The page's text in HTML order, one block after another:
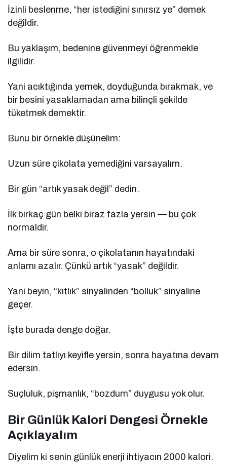
İzinli beslenme, “her istediğini sınırsız ye” demek
değildir.
Bu yaklaşım, bedenine güvenmeyi öğrenmekle
ilgilidir.
Yani acıktığında yemek, doyduğunda bırakmak, ve
bir besini yasaklamadan ama bilinçli şekilde
tüketmek demektir.
Bunu bir örnekle düşünelim:
Uzun süre çikolata yemediğini varsayalım.
Bir gün “artık yasak değil” dedin.
İlk birkaç gün belki biraz fazla yersin — bu çok
normaldir.
Ama bir süre sonra, o çikolatanın hayatındaki
anlamı azalır. Çünkü artık “yasak” değildir.
Yani beyin, “kıtlık” sinyalinden “bolluk” sinyaline
geçer.
İşte burada denge doğar.
Bir dilim tatlıyı keyifle yersin, sonra hayatına devam
edersin.
Suçluluk, pişmanlık, “bozdum” duygusu yok olur.
Bir Günlük Kalori Dengesi Örnekle
Açıklayalım
Diyelim ki senin günlük enerji ihtiyacın 2000 kalori.